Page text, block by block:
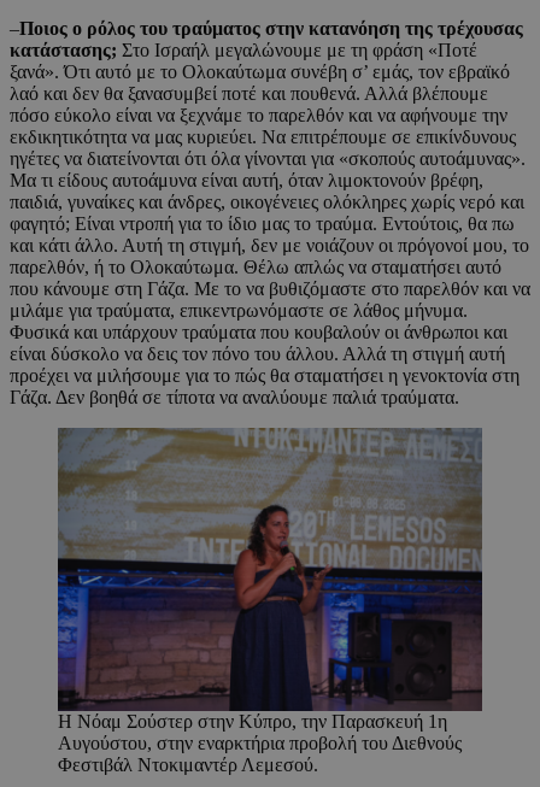
–Ποιος ο ρόλος του τραύματος στην κατανόηση της τρέχουσας
κατάστασης; Στο Ισραήλ μεγαλώνουμε με τη φράση «Ποτέ
ξανά». Ότι αυτό με το Ολοκαύτωμα συνέβη σ’ εμάς, τον εβραϊκό
λαό και δεν θα ξανασυμβεί ποτέ και πουθενά. Αλλά βλέπουμε
πόσο εύκολο είναι να ξεχνάμε το παρελθόν και να αφήνουμε την
εκδικητικότητα να μας κυριεύει. Να επιτρέπουμε σε επικίνδυνους
ηγέτες να διατείνονται ότι όλα γίνονται για «σκοπούς αυτοάμυνας».
Μα τι είδους αυτοάμυνα είναι αυτή, όταν λιμοκτονούν βρέφη,
παιδιά, γυναίκες και άνδρες, οικογένειες ολόκληρες χωρίς νερό και
φαγητό; Είναι ντροπή για το ίδιο μας το τραύμα. Εντούτοις, θα πω
και κάτι άλλο. Αυτή τη στιγμή, δεν με νοιάζουν οι πρόγονοί μου, το
παρελθόν, ή το Ολοκαύτωμα. Θέλω απλώς να σταματήσει αυτό
που κάνουμε στη Γάζα. Με το να βυθιζόμαστε στο παρελθόν και να
μιλάμε για τραύματα, επικεντρωνόμαστε σε λάθος μήνυμα.
Φυσικά και υπάρχουν τραύματα που κουβαλούν οι άνθρωποι και
είναι δύσκολο να δεις τον πόνο του άλλου. Αλλά τη στιγμή αυτή
προέχει να μιλήσουμε για το πώς θα σταματήσει η γενοκτονία στη
Γάζα. Δεν βοηθά σε τίποτα να αναλύουμε παλιά τραύματα.
Η Νόαμ Σούστερ στην Κύπρο, την Παρασκευή 1η
Αυγούστου, στην εναρκτήρια προβολή του Διεθνούς
Φεστιβάλ Ντοκιμαντέρ Λεμεσού.